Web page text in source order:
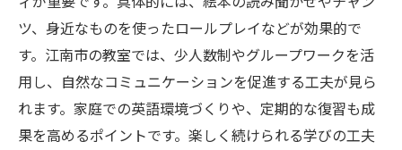
ツ、身近なものを使ったロールプレイなどが効果的で
す。江南市の教室では、少人数制やグループワークを活
用し、自然なコミュニケーションを促進する工夫が見ら
れます。家庭での英語環境づくりや、定期的な復習も成
果を高めるポイントです。楽しく続けられる学びの工夫